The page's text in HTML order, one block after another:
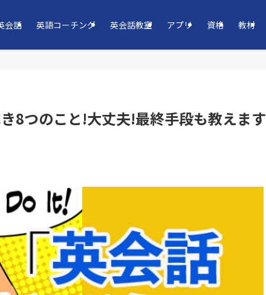
会話 英語コーチング 英会話教室 アプリ 資格 教材
8つのこと!大丈夫!最終手段も教えます